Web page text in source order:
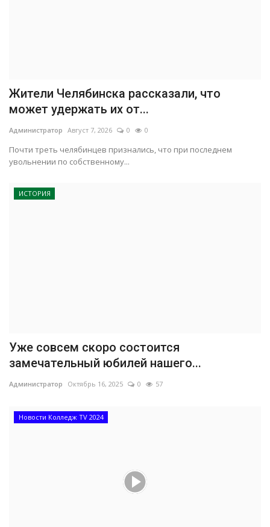
Жители Челябинска рассказали, что
может удержать их от...
Администратор Август 7, 2026 0 0
Почти треть челябинцев признались, что при последнем
увольнении по собственному...
ИСТОРИЯ
Уже совсем скоро состоится
замечательный юбилей нашего...
Администратор Октябрь 16, 2025 0 57
Новости Колледж TV 2024